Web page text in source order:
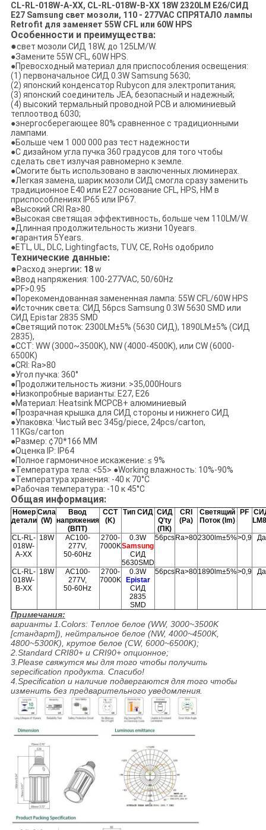
CL-RL-018W-A-XX, CL-RL-018W-B-XX 18W 2320LM E26/СИД
E27 Samsung свет мозоли, 110 - 277VAC СПРЯТАЛО лампы
Retrofit для заменяет 55W CFL или 60W HPS
Особенности и преимущества:
●свет мозоли СИД 18W, до 125LM/W.
●Замените 55W CFL, 60W HPS.
●Превосходный материал для приспособления освещения:
(1) первоначальное СИД 0.3W Samsung 5630;
(2) японский конденсатор Rubycon для электропитания;
(3) японский соединитель JEA, безопасный и надежный;
(4) высокий термальный проводной PCB и алюминиевый
теплоотвод 6030;
●энергосберегающее 80% сравненное с традиционными
лампами.
●Больше чем 1 000 000 раз тест надежности
●С дизайном угла пучка 360 градусов для того чтобы
сделать свет излучая равномерно к земле.
●Смогите быть использовано в заключенных люминерах.
●Легкая замена, шарик мозоли СИД смогла сразу заменить
традиционное E40 или E27 основание CFL, HPS, HM в
приспособлениях IP65 или IP67.
●Высокий CRI Ra>80.
●Высокая светящая эффективность, больше чем 110LM/W.
●Длинная продолжительность жизни 10years.
●гарантия 5Years.
●ETL, UL, DLC, Lightingfacts, TUV, CE, RoHs одобрило
Технические данные:
●Расход энергии: 18w
●Ввод напряжения: 100-277VAC, 50/60Hz
●PF>0.95
●Порекомендованная замененная лампа: 55W CFL/60W HPS
●Источник света: СИД 56pcs Samsung 0.3W 5630 SMD или
СИД Epistar 2835 SMD
●Светящий поток: 2300LM±5% (5630 СИД), 1890LM±5% (СИД
2835),
●CCT: WW (3000~3500K), NW (4000-4500K), или CW (6000-
6500K)
●CRI: Ra>80
●Угол пучка: 360°
●Продолжительность жизни: >35,000Hours
●Низкопробные варианты: E27, E26
●Материал: Heatsink MCPCB+ алюминиевый
●Прозрачная крышка для СИД стороны и нижнего СИД
●Упаковка: Чистый вес 345g/piece, 24pcs/carton,
11KGs/carton
●Размер: ¢70*166 MM
●Оценка IP: IP64
●Полное гармоничное искажение: ≤ 9%
●Температура тела: <55> ●Working влажность: 10%-90%
●Температура хранения: -40 к 70°C
●Рабочая температура: -10 к 45°C
Общая информация:
Номер
детали
Сила
(W)
Ввод
напряжения
(ВПТ)
CCT
(K)
Тип СИД СИД
Q'ty
(ПК)
CRI
(Ра)
Светящий
Поток (lm)
PF
CL-RL-
018W-
A-XX
18W
AC100-
277V,
50-60Hz
2700-
7000K
0.3W
Samsung
СИД
5630SMD
56pcs Ra>802300lm±5%>0,9 Да
CL-RL-
018W-
B-XX
18W
AC100-
277V,
50-60Hz
2700-
7000K
0.3W
Epistar
СИД
2835
SMD
56pcs Ra>801890lm±5%>0,9 Да
Примечания:
варианты 1.Colors: Теплое белое (WW, 3000~3500K
[стандарт]), нейтральное белое (NW, 4000~4500K,
4800~5300K), крутое белое (CW, 6000~6500K);
2.Standard CRI80+ и CRI90+ опционное;
3.Please свяжутся мы для того чтобы получить
sepecification продукта. Спасибо!
4.Specification и наличие подвергаются для того чтобы
изменить без предварительного уведомления.